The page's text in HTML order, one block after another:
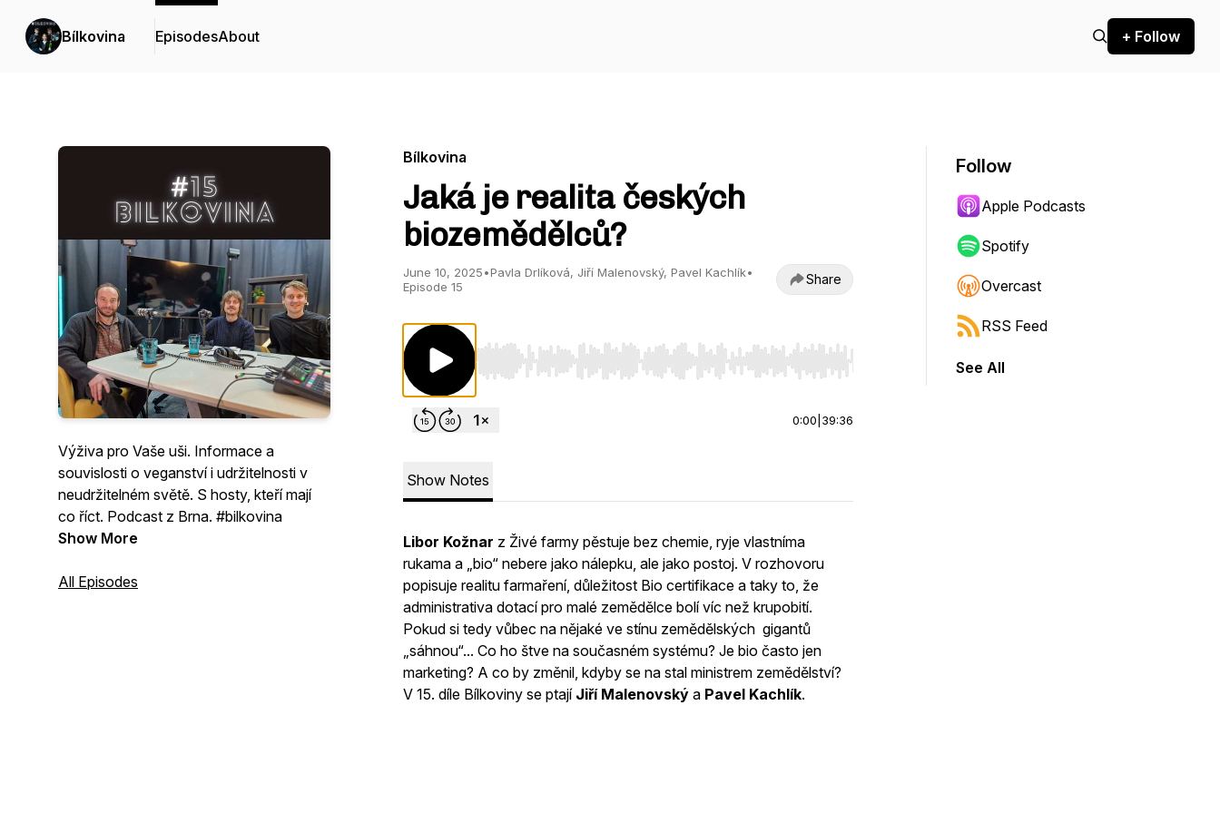
Bílkovina EpisodesAbout + Follow
Výživa pro Vaše uši. Informace a
souvislosti o veganství i udržitelnosti v
neudržitelném světě. S hosty, kteří mají
co říct. Podcast z Brna. #bilkovina
Show More
All Episodes
Bílkovina
Jaká je realita českých
biozemědělců?
June 10, 2025•Pavla Drlíková, Jiří Malenovský, Pavel Kachlík•
Episode 15
Share
Use Left/Right to seek, Home/End to jump to start or end. Hold shift to jump forward or backward.
0:00 39:36
Show Notes
Libor Kožnar z Živé farmy pěstuje bez chemie, ryje vlastníma
rukama a „bio“ nebere jako nálepku, ale jako postoj. V rozhovoru
popisuje realitu farmaření, důležitost Bio certifikace a taky to, že
administrativa dotací pro malé zemědělce bolí víc než krupobití.
Pokud si tedy vůbec na nějaké ve stínu zemědělských gigantů
„sáhnou“... Co ho štve na současném systému? Je bio často jen
marketing? A co by změnil, kdyby se na stal ministrem zemědělství?
V 15. díle Bílkoviny se ptají Jiří Malenovský a Pavel Kachlík.
Follow
Apple Podcasts
Spotify
Overcast
RSS Feed
See All